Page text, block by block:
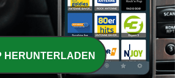
- Feel The Rhythm (Kris
PREVIEW
HERUNTERLADEN